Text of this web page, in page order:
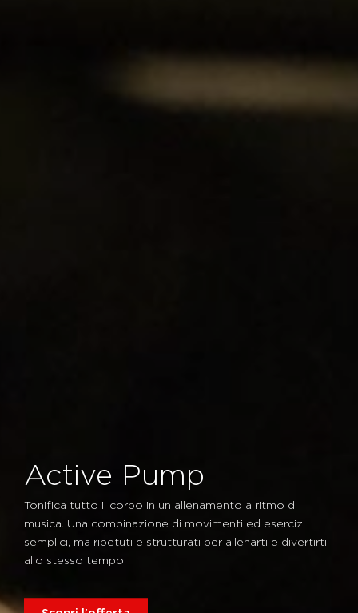
Active Pump
Tonifica tutto il corpo in un allenamento a ritmo di
musica. Una combinazione di movimenti ed esercizi
semplici, ma ripetuti e strutturati per allenarti e divertirti
allo stesso tempo.